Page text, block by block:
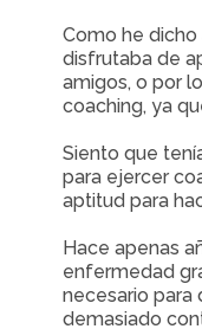
Como he dicho
disfrutaba de
amigos, o por
coaching, ya
Siento que
para ejercer
aptitud para
Hace apenas
enfermedad
necesario para
demasiado